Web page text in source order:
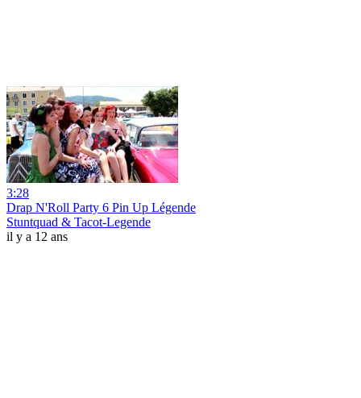
3:28
Drap N'Roll Party 6 Pin Up Légende
Stuntquad & Tacot-Legende
il y a 12 ans